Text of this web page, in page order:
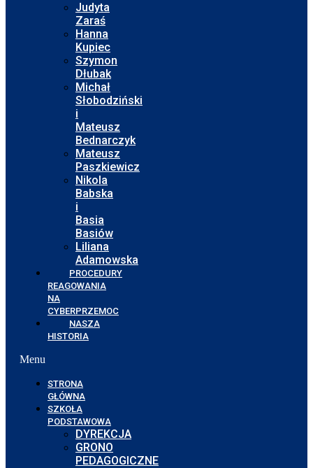
Judyta
Zaraś
Hanna
Kupiec
Szymon
Dłubak
Michał
Słobodziński
i
Mateusz
Bednarczyk
Mateusz
Paszkiewicz
Nikola
Babska
i
Basia
Basiów
Liliana
Adamowska
PROCEDURY
REAGOWANIA
NA
CYBERPRZEMOC
NASZA
HISTORIA
Menu
STRONA
GŁÓWNA
SZKOŁA
PODSTAWOWA
DYREKCJA
GRONO
PEDAGOGICZNE